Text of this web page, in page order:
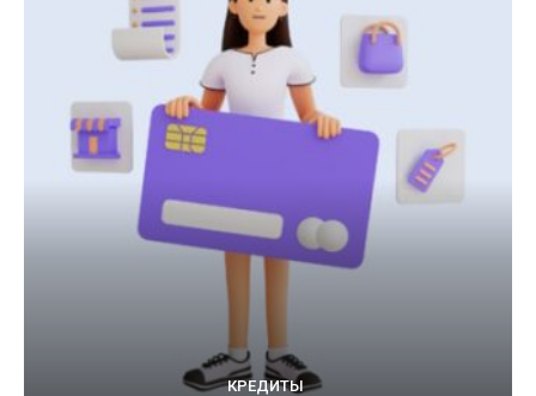
КРЕДИТЫ